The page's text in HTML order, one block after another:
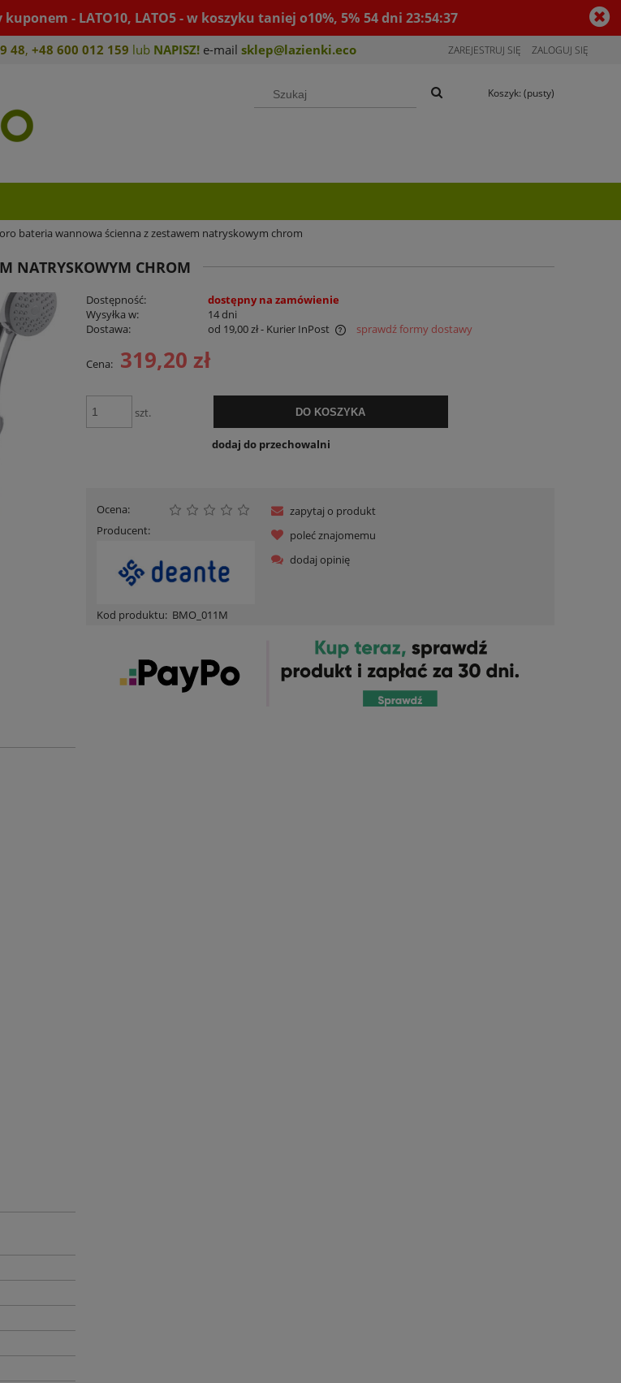
- LATO10, LATO5 - w koszyku taniej o10%, 5% 54dni23:54:37
48, +48 600 012 159 lub NAPISZ! e-mail sklep@lazienki.eco ZAREJESTRUJ SIĘ ZALOGUJ SIĘ
Koszyk: (pusty)
bateria wannowa ścienna z zestawem natryskowym chrom
NATRYSKOWYM CHROM
Dostępność:
dostępny na zamówienie
Wysyłka w:
14 dni
Dostawa:
od 19,00 zł- Kurier InPost
Cena nie zawiera ewentualnych kosztów
sprawdź formy dostawy
Cena: 319,20 zł
szt. DO KOSZYKA
dodaj do przechowalni
Ocena:
Producent:
Kod produktu: BMO_011M
zapytaj o produkt
poleć znajomemu
dodaj opinię